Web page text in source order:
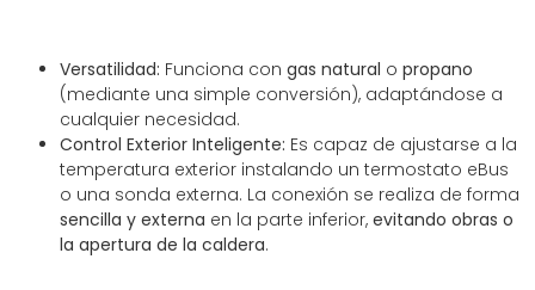
Versatilidad: Funciona con gas natural o propano
(mediante una simple conversión), adaptándose a
cualquier necesidad.
Control Exterior Inteligente: Es capaz de ajustarse a la
temperatura exterior instalando un termostato eBus
o una sonda externa. La conexión se realiza de forma
sencilla y externa en la parte inferior, evitando obras o
la apertura de la caldera.